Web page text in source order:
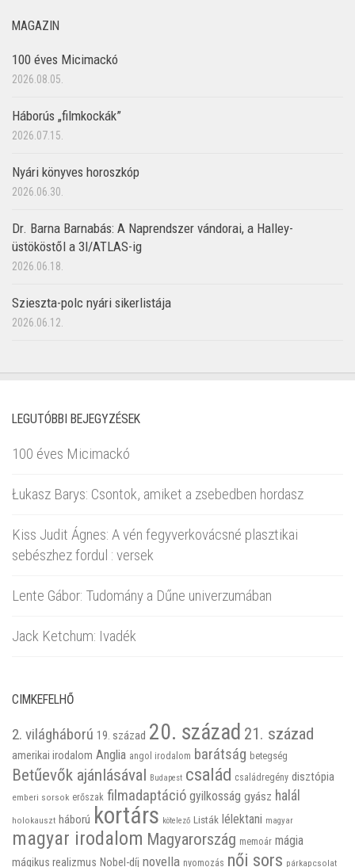
MAGAZIN
100 éves Micimackó
2026.08.05.
Háborús „filmkockák”
2026.07.15.
Nyári könyves horoszkóp
2026.06.30.
Dr. Barna Barnabás: A Naprendszer vándorai, a Halley-
üstököstől a 3I/ATLAS-ig
2026.06.18.
Szieszta-polc nyári sikerlistája
2026.06.12.
LEGUTÓBBI BEJEGYZÉSEK
100 éves Micimackó
Łukasz Barys: Csontok, amiket a zsebedben hordasz
Kiss Judit Ágnes: A vén fegyverkovácsné plasztikai
sebészhez fordul : versek
Lente Gábor: Tudomány a Dűne univerzumában
Jack Ketchum: Ivadék
CIMKEFELHŐ
2. világháború 19. század 20. század 21. század
amerikai irodalom Anglia angol irodalom barátság betegség
Betűevők ajánlásával Budapest család családregény disztópia
emberi sorsok erőszak filmadaptáció gyilkosság gyász halál
holokauszt háború kortárs kötelező Listák lélektani magyar
magyar irodalom Magyarország memoár mágia
mágikus realizmus Nobel-díj novella nyomozás női sors párkapcsolat